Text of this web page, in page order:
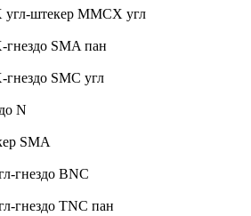
штекер MMCX угл
SMA пан
SMC угл
N
SMA
гнездо BNC
гнездо TNC пан